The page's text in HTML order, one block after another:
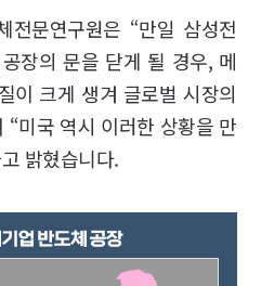
전문연구원은 “만일 삼성전
장의 문을 닫게 될 경우, 메
이 크게 생겨 글로벌 시장의
미국 역시 이러한 상황을 만
밝혔습니다.